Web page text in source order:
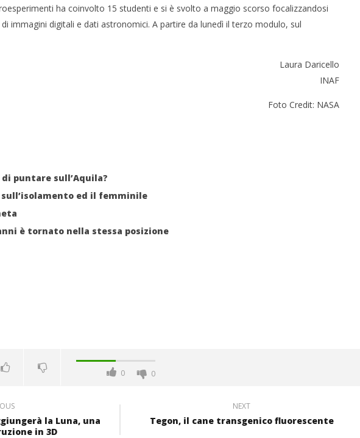
ha coinvolto 15 studenti e si è svolto a maggio scorso focalizzandosi
di immagini digitali e dati astronomici. A partire da lunedì il terzo modulo, sul
Laura Daricello
INAF
Foto Credit: NASA
puntare sull’Aquila?
ed il femminile
è tornato nella stessa posizione
0 0
la Luna, una
in 3D
NEXT
Tegon, il cane transgenico fluorescente